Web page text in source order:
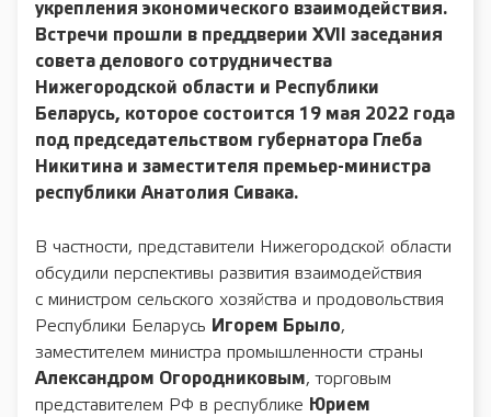
укрепления экономического взаимодействия.
Встречи прошли в преддверии XVII заседания
совета делового сотрудничества
Нижегородской области и Республики
Беларусь, которое состоится 19 мая 2022 года
под председательством губернатора
Глеба
Никитина и заместителя премьер-министра
республикиАнатолия Сивака.
В частности, представители Нижегородской области
обсудили перспективы развития взаимодействия
с министром сельского хозяйства и продовольствия
Республики Беларусь Игорем Брыло,
заместителем министра промышленности страны
Александром Огородниковым, торговым
представителем РФ в республике Юрием